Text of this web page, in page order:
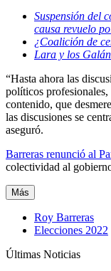
Suspensión del
causa revuelo
¿Coalición de
Lara y los
“Hasta ahora las
políticos profesionales,
contenido, que
las discusiones se
aseguró.
Barreras renunció al
colectividad al
Más
Roy Barreras
Elecciones 2022
Últimas Noticias